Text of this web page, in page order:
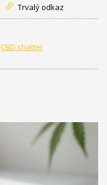
Trvalý odkaz
CBD shatter